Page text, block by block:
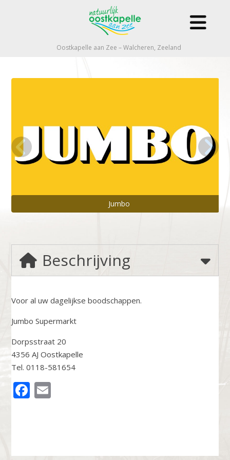
Oostkapelle aan Zee – Walcheren, Zeeland
Jumbo
Beschrijving
Voor al uw dagelijkse boodschappen.
Jumbo Supermarkt
Dorpsstraat 20
4356 AJ Oostkapelle
Tel. 0118-581654
FACEBOOK
EMAIL